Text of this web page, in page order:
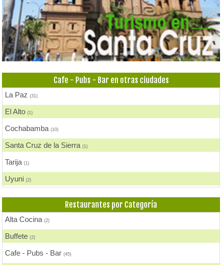
Comida Rápida, Fast Food
Comida Vegana(1)
Comida Vegetariana(3)
Delivery(4)
Fondue
Heladerías, Helados
Pastelerías y Confiterías
Cafe - Pubs - Bar en otras ciudades
La Paz(31)
El Alto(1)
Cochabamba(10)
Santa Cruz de la Sierra(1)
Tarija(1)
Uyuni(2)
Restaurantes por Categoría
Alta Cocina(2)
Buffete(2)
Cafe - Pubs - Bar(45)